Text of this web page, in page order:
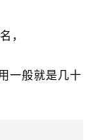
，
一般就是几十